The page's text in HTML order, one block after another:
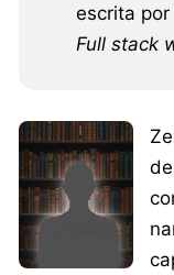
escrita por
Full stack